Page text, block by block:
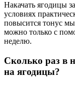
Накачать ягодицы
условиях
повысится тонус
можно только с
неделю.
Сколько раз в
на ягодицы?